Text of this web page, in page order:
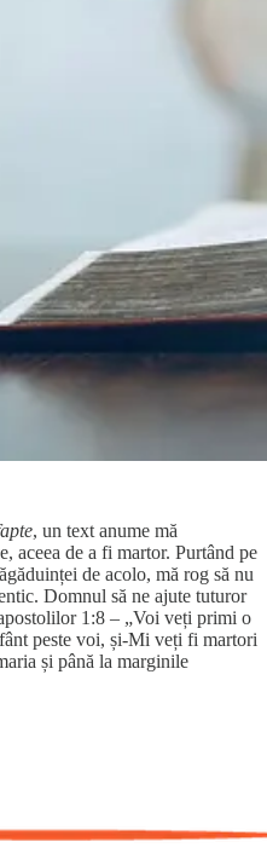
, un text anume mă
aceea de a fi martor. Purtând pe
de acolo, mă rog să nu
Domnul să ne ajute tuturor
1:8 – „Voi veți primi o
peste voi, și-Mi veți fi martori
și până la marginile